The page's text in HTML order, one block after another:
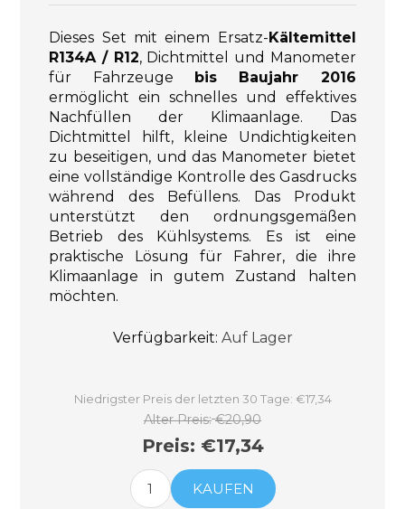
Dieses Set mit einem Ersatz- Kältemittel
R134A / R12, Dichtmittel und Manometer
für Fahrzeuge
bis Baujahr 2016
ermöglicht ein schnelles und effektives
Nachfüllen der Klimaanlage. Das
Dichtmittel hilft, kleine Undichtigkeiten
zu beseitigen, und das Manometer bietet
eine vollständige Kontrolle des Gasdrucks
während des Befüllens. Das Produkt
unterstützt den ordnungsgemäßen
Betrieb des Kühlsystems. Es ist eine
praktische Lösung für Fahrer, die ihre
Klimaanlage in gutem Zustand halten
möchten.
Verfügbarkeit: Auf Lager
Niedrigster Preis der letzten 30 Tage: €17,34
Alter Preis: €20,90
Preis: €17,34
KAUFEN